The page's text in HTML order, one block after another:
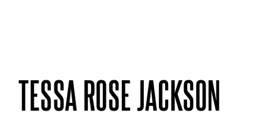
TESSA ROSE JACKSON